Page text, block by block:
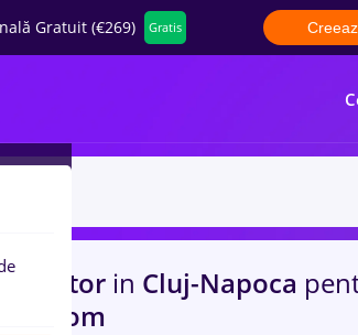
Gratuit (€269) Gratis
in Cluj-Napoca